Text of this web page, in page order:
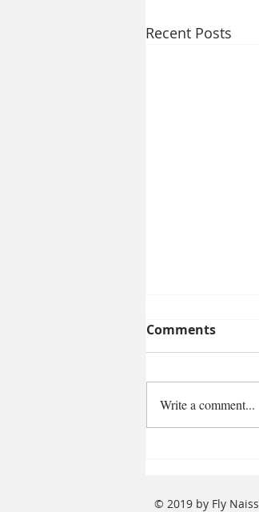
Recent Posts
Comments
Write a comment...
© 2019 by Fly